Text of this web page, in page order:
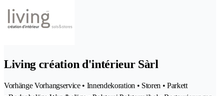
Living création d'intérieur Sàrl
Vorhänge Vorhangservice • Innendekoration • Storen • Parkett